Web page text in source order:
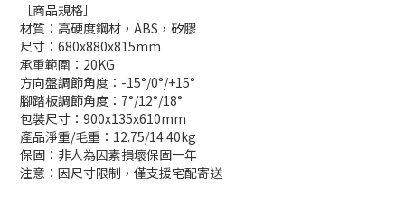
［商品規格］
材質：高硬度鋼材，ABS，矽膠
尺寸：680x880x815mm
承重範圍：20KG
方向盤調節角度：-15°/0°/+15°
腳踏板調節角度：7°/12°/18°
包裝尺寸：900x135x610mm
產品淨重/毛重：12.75/14.40kg
保固：非人為因素損壞保固一年
注意：因尺寸限制，僅支援宅配寄送